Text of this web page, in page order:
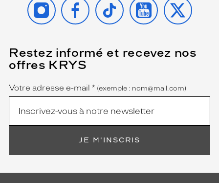
Restez informé et recevez nos
offres KRYS
Name
Votre adresse e-mail *
(Ce
champ
est
(exemple : nom@mail.com)
JE M'INSCRIS